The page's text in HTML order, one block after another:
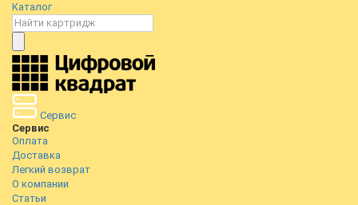
Каталог
Сервис
Сервис
Оплата
Доставка
Легкий возврат
О компании
Статьи